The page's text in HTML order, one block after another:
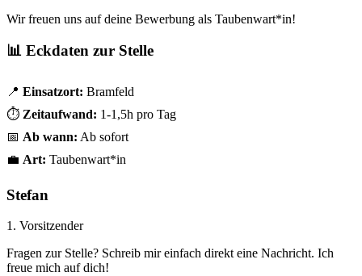
Wir freuen uns auf deine Bewerbung als Taubenwart*in!
📊 Eckdaten zur Stelle
📍 Einsatzort: Bramfeld
⏱️ Zeitaufwand: 1-1,5h pro Tag
📅 Ab wann: Ab sofort
💼 Art: Taubenwart*in
Stefan
1. Vorsitzender
Fragen zur Stelle? Schreib mir einfach direkt eine Nachricht. Ich
freue mich auf dich!